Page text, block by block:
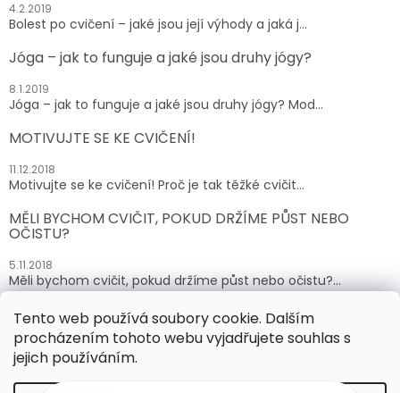
Tento web používá soubory cookie. Dalším
procházením tohoto webu vyjadřujete souhlas s
jejich používáním.
4.2.2019
Bolest po cvičení – jaké jsou její výhody a jaká j...
Jóga – jak to funguje a jaké jsou druhy jógy?
8.1.2019
Jóga – jak to funguje a jaké jsou druhy jógy? Mod...
MOTIVUJTE SE KE CVIČENÍ!
11.12.2018
Motivujte se ke cvičení! Proč je tak těžké cvičit...
MĚLI BYCHOM CVIČIT, POKUD DRŽÍME PŮST NEBO
OČISTU?
5.11.2018
Měli bychom cvičit, pokud držíme půst nebo očistu?...
ARCHIV